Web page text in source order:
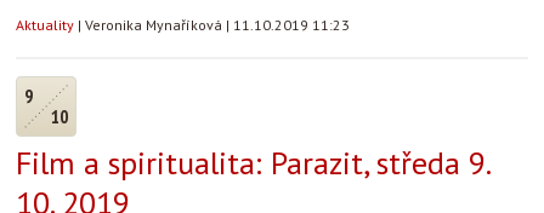
Aktuality | Veronika Mynaříková | 11.10.2019 11:23
9
10
Film a spiritualita: Parazit, středa 9.
10. 2019